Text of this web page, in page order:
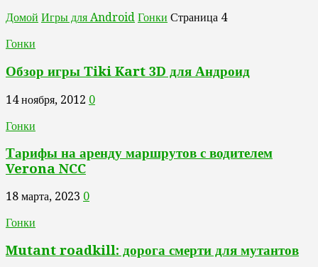
Домой Игры для Android Гонки Страница 4
Гонки
Обзор игры Tiki Kart 3D для Андроид
14 ноября, 2012 0
Гонки
Тарифы на аренду маршрутов с водителем
Verona NCC
18 марта, 2023 0
Гонки
Mutant roadkill: дорога смерти для мутантов